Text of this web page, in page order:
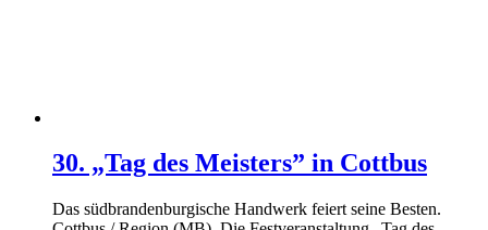
30. „Tag des Meisters” in Cottbus
Das südbrandenburgische Handwerk feiert seine Besten.